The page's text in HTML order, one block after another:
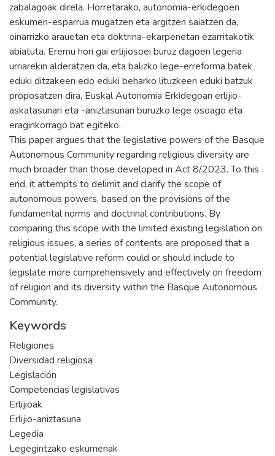
zabalagoak direla. Horretarako, autonomia-erkidegoen
eskumen-esparrua mugatzen eta argitzen saiatzen da,
oinarrizko arauetan eta doktrina-ekarpenetan ezarritakotik
abiatuta. Eremu hori gai erlijiosoei buruz dagoen legeria
urriarekin alderatzen da, eta balizko lege-erreforma batek
eduki ditzakeen edo eduki beharko lituzkeen eduki batzuk
proposatzen dira, Euskal Autonomia Erkidegoan erlijio-
askatasunari eta -aniztasunari buruzko lege osoago eta
eraginkorrago bat egiteko.
This paper argues that the legislative powers of the Basque
Autonomous Community regarding religious diversity are
much broader than those developed in Act 8/2023. To this
end, it attempts to delimit and clarify the scope of
autonomous powers, based on the provisions of the
fundamental norms and doctrinal contributions. By
comparing this scope with the limited existing legislation on
religious issues, a series of contents are proposed that a
potential legislative reform could or should include to
legislate more comprehensively and effectively on freedom
of religion and its diversity within the Basque Autonomous
Community.
Keywords
Religiones
Diversidad religiosa
Legislación
Competencias legislativas
Erlijioak
Erlijio-aniztasuna
Legedia
Legegintzako eskumenak